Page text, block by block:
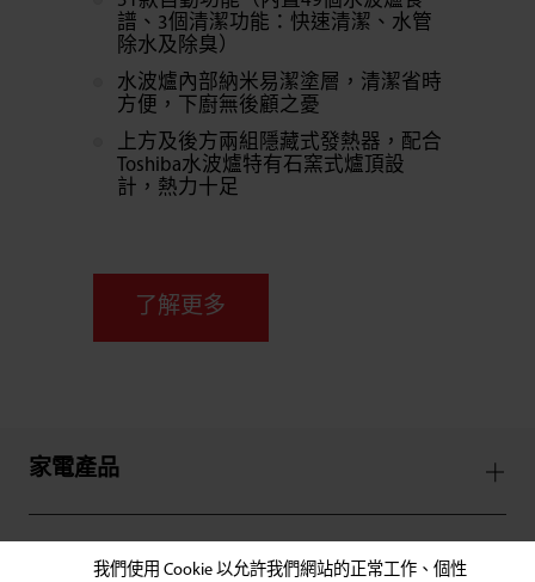
譜、3個清潔功能：快速清潔、水管
除水及除臭）
水波爐內部納米易潔塗層，清潔省時
方便，下廚無後顧之憂
上方及後方兩組隱藏式發熱器，配合
Toshiba水波爐特有石窯式爐頂設
計，熱力十足
了解更多
家電產品
服務支援
我們使用 Cookie 以允許我們網站的正常工作、個性